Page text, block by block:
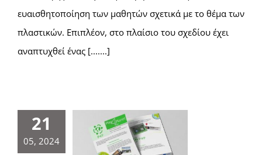
ευαισθητοποίηση των μαθητών σχετικά με το θέμα των
πλαστικών. Επιπλέον, στο πλαίσιο του σχεδίου έχει
αναπτυχθεί ένας [.......]
21
05, 2024